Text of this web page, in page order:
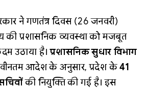
ने गणतंत्र दिवस (26 जनवरी)
की प्रशासनिक व्यवस्था को मजबूत
उठाया है।प्रशासनिक सुधार विभाग
नवीनतम आदेश के अनुसार, प्रदेश के41
की नियुक्ति की गई है। इस